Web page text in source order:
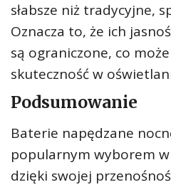
słabsze niż tradycyjne,
Oznacza to, że ich
są ograniczone, co
skuteczność w
Podsumowanie
Baterie napędzane
popularnym wyborem
dzięki swojej